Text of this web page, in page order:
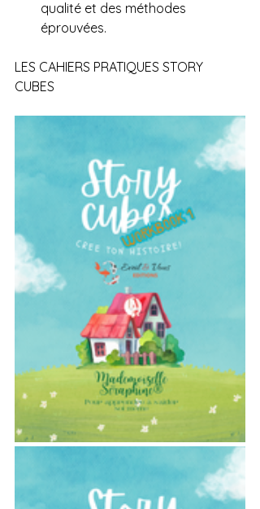
qualité et des méthodes
éprouvées.
LES CAHIERS PRATIQUES STORY
CUBES